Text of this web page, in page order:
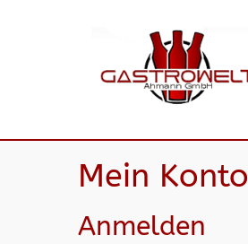
Mein Konto
Anmelden